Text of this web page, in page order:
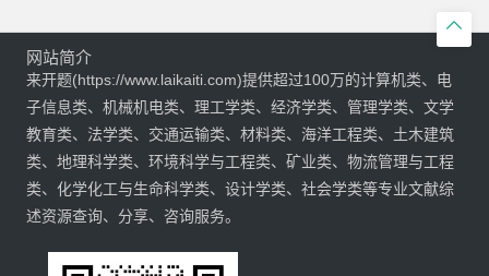

网站简介
来开题(https://www.laikaiti.com)提供超过100万的计算机类、电
子信息类、机械机电类、理工学类、经济学类、管理学类、文学
教育类、法学类、交通运输类、材料类、海洋工程类、土木建筑
类、地理科学类、环境科学与工程类、矿业类、物流管理与工程
类、化学化工与生命科学类、设计学类、社会学类等专业文献综
述资源查询、分享、咨询服务。